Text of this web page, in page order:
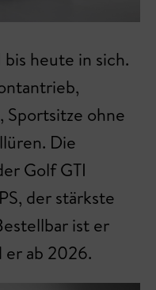
heute in sich.
Sportsitze ohne
Die
Golf GTI
der stärkste
ist er
ab 2026.